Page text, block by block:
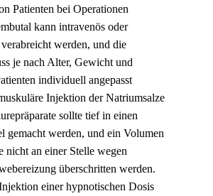
Patienten bei Operationen
kann intravenös oder
werden, und die
je nach Alter, Gewicht und
individuell angepasst
Injektion der Natriumsalze
sollte tief in einen
gemacht werden, und ein Volumen
nicht an einer Stelle wegen
überschritten werden.
einer hypnotischen Dosis